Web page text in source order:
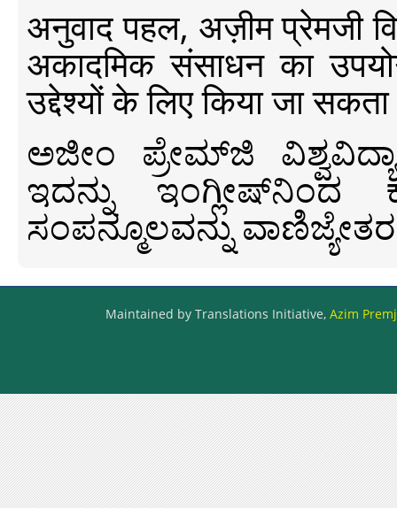
अनुवाद पहल, अज़ीम प्रेमजी
अकादमिक संसाधन का
उद्देश्यों के लिए किया जा
ಅಜೀಂ ಪ್ರೇಮ್‍ಜಿ
ಇದನ್ನು ಇಂಗ್ಲೀಷ್‍ನಿಂದ
ಸಂಪನ್ಮೂಲವನ್ನು
Maintained by Translations Initiative, Azim